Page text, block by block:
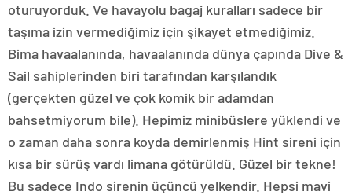
oturuyorduk. Ve havayolu bagaj kuralları sadece bir
taşıma izin vermediğimiz için şikayet etmediğimiz.
Bima havaalanında, havaalanında dünya çapında Dive &
Sail sahiplerinden biri tarafından karşılandık
(gerçekten güzel ve çok komik bir adamdan
bahsetmiyorum bile). Hepimiz minibüslere yüklendi ve
o zaman daha sonra koyda demirlenmiş Hint sireni için
kısa bir sürüş vardı limana götürüldü. Güzel bir tekne!
Bu sadece Indo sirenin üçüncü yelkendir. Hepsi mavi